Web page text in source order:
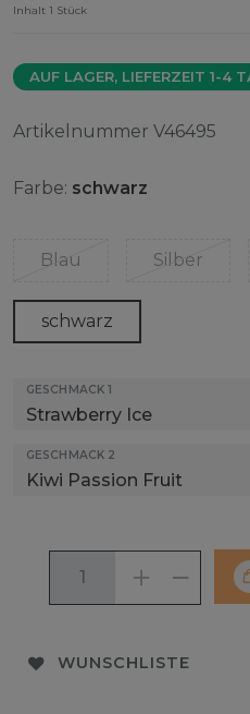
Inhalt 1 Stück
AUF LAGER, LIEFERZEIT 1-4
Artikelnummer V46495
Farbe: schwarz
Blau Silber
schwarz
GESCHMACK 1
GESCHMACK 2
WUNSCHLISTE